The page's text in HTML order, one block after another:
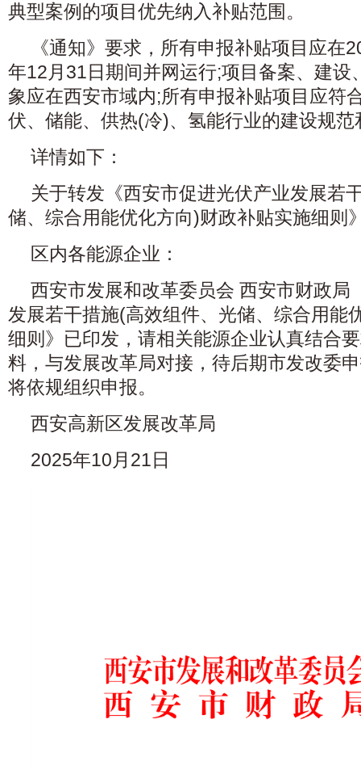
典型案例的项目优先纳入补贴范围。
《通知》要求，所有申报补贴项目应在
年12月31日期间并网运行;项目备案、建设
象应在西安市域内;所有申报补贴项目应符
伏、储能、供热(冷)、氢能行业的建设规范
详情如下：
关于转发《西安市促进光伏产业发展若
储、综合用能优化方向)财政补贴实施细则
区内各能源企业：
西安市发展和改革委员会 西安市财政局
发展若干措施(高效组件、光储、综合用能
细则》已印发，请相关能源企业认真结合
料，与发展改革局对接，待后期市发改委
将依规组织申报。
西安高新区发展改革局
2025年10月21日